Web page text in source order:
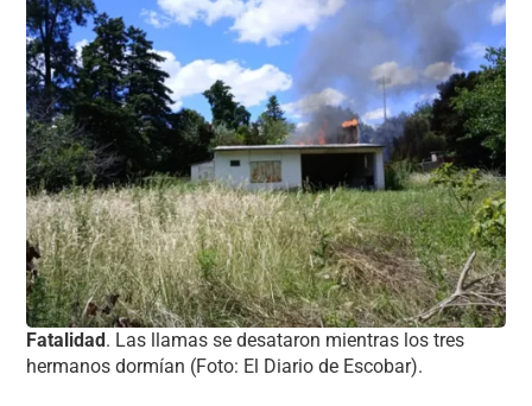
Fatalidad. Las llamas se desataron mientras los tres
hermanos dormían (Foto: El Diario de Escobar).